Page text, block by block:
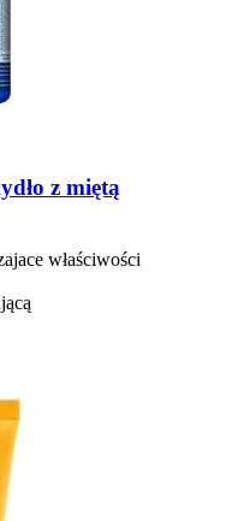
z miętą
właściwości